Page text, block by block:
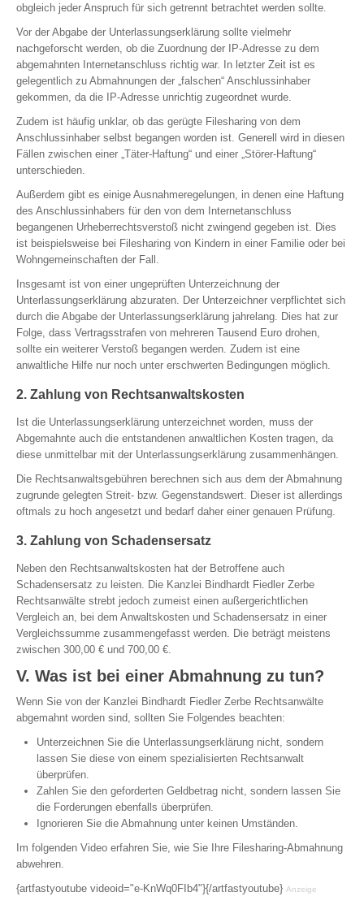
obgleich jeder Anspruch für sich getrennt betrachtet werden sollte.
Vor der Abgabe der Unterlassungserklärung sollte vielmehr
nachgeforscht werden, ob die Zuordnung der IP-Adresse zu dem
abgemahnten Internetanschluss richtig war. In letzter Zeit ist es
gelegentlich zu Abmahnungen der „falschen“ Anschlussinhaber
gekommen, da die IP-Adresse unrichtig zugeordnet wurde.
Zudem ist häufig unklar, ob das gerügte Filesharing von dem
Anschlussinhaber selbst begangen worden ist. Generell wird in diesen
Fällen zwischen einer „Täter-Haftung“ und einer „Störer-Haftung“
unterschieden.
Außerdem gibt es einige Ausnahmeregelungen, in denen eine Haftung
des Anschlussinhabers für den von dem Internetanschluss
begangenen Urheberrechtsverstoß nicht zwingend gegeben ist. Dies
ist beispielsweise bei Filesharing von Kindern in einer Familie oder bei
Wohngemeinschaften der Fall.
Insgesamt ist von einer ungeprüften Unterzeichnung der
Unterlassungserklärung abzuraten. Der Unterzeichner verpflichtet sich
durch die Abgabe der Unterlassungserklärung jahrelang. Dies hat zur
Folge, dass Vertragsstrafen von mehreren Tausend Euro drohen,
sollte ein weiterer Verstoß begangen werden. Zudem ist eine
anwaltliche Hilfe nur noch unter erschwerten Bedingungen möglich.
2. Zahlung von Rechtsanwaltskosten
Ist die Unterlassungserklärung unterzeichnet worden, muss der
Abgemahnte auch die entstandenen anwaltlichen Kosten tragen, da
diese unmittelbar mit der Unterlassungserklärung zusammenhängen.
Die Rechtsanwaltsgebühren berechnen sich aus dem der Abmahnung
zugrunde gelegten Streit- bzw. Gegenstandswert. Dieser ist allerdings
oftmals zu hoch angesetzt und bedarf daher einer genauen Prüfung.
3. Zahlung von Schadensersatz
Neben den Rechtsanwaltskosten hat der Betroffene auch
Schadensersatz zu leisten. Die Kanzlei Bindhardt Fiedler Zerbe
Rechtsanwälte strebt jedoch zumeist einen außergerichtlichen
Vergleich an, bei dem Anwaltskosten und Schadensersatz in einer
Vergleichssumme zusammengefasst werden. Die beträgt meistens
zwischen 300,00 € und 700,00 €.
V. Was ist bei einer Abmahnung zu tun?
Wenn Sie von der Kanzlei Bindhardt Fiedler Zerbe Rechtsanwälte
abgemahnt worden sind, sollten Sie Folgendes beachten:
Unterzeichnen Sie die Unterlassungserklärung nicht, sondern
lassen Sie diese von einem spezialisierten Rechtsanwalt
überprüfen.
Zahlen Sie den geforderten Geldbetrag nicht, sondern lassen Sie
die Forderungen ebenfalls überprüfen.
Ignorieren Sie die Abmahnung unter keinen Umständen.
Im folgenden Video erfahren Sie, wie Sie Ihre Filesharing-Abmahnung
abwehren.
{artfastyoutube videoid="e-KnWq0FIb4"}{/artfastyoutube} Anzeige